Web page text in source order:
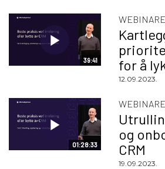
39:41
for å
12.09.2023.
01:28:33
og
CRM
19.09.2023.